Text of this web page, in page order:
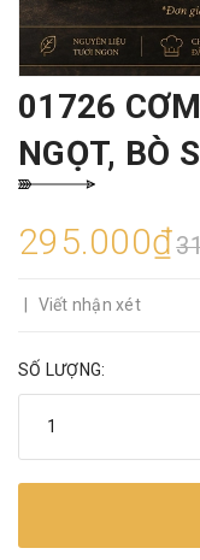
01726
NGỌT, BÒ
295.000₫
Viết nhận xét
SỐ LƯỢNG: